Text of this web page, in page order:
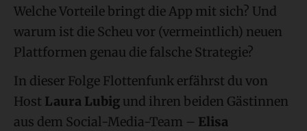
Welche Vorteile bringt die App mit sich? Und
warum ist die Scheu vor (vermeintlich) neuen
Plattformen genau die falsche Strategie?
In dieser Folge Flottenfunk erfährst du von
Host Laura Lubig und ihren beiden Gästinnen
aus dem Social-Media-Team – Elisa